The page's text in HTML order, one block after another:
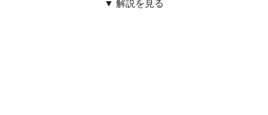
▼ 解説を見る